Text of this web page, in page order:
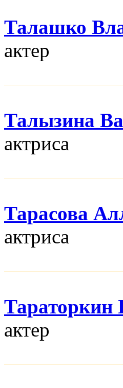
Талашко
актер
Талызина
актриса
Тарасова
актриса
Тараторкин
актер